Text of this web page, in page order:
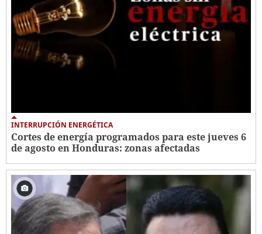
INTERRUPCIÓN ENERGÉTICA
Cortes de energía programados para este jueves 6
de agosto en Honduras: zonas afectadas